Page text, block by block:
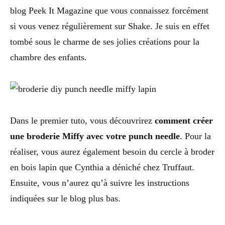
blog Peek It Magazine que vous connaissez forcément
si vous venez régulièrement sur Shake. Je suis en effet
tombé sous le charme de ses jolies créations pour la
chambre des enfants.
Dans le premier tuto, vous découvrirez comment créer
une broderie Miffy avec votre punch needle. Pour la
réaliser, vous aurez également besoin du cercle à broder
en bois lapin que Cynthia a déniché chez Truffaut.
Ensuite, vous n’aurez qu’à suivre les instructions
indiquées sur le blog plus bas.